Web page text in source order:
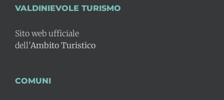
VALDINIEVOLE TURISMO
Sito web ufficiale
dell’Ambito Turistico
COMUNI